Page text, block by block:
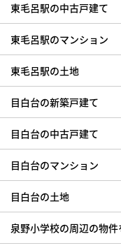
東毛呂駅の中古戸建て
東毛呂駅のマンション
東毛呂駅の土地
目白台の新築戸建て
目白台の中古戸建て
目白台のマンション
目白台の土地
泉野小学校の周辺の物件